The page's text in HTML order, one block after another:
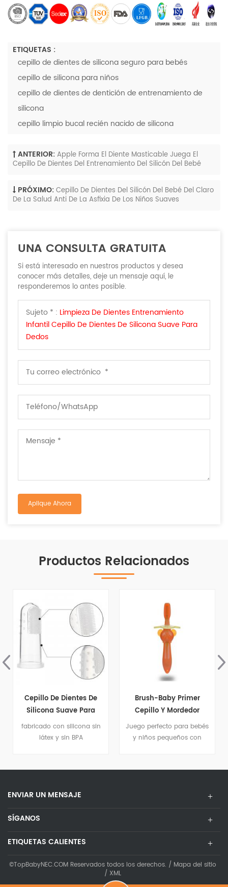
ETIQUETAS :
cepillo de dientes de silicona seguro para bebés
cepillo de silicona para niños
cepillo de dientes de dentición de entrenamiento de
silicona
cepillo limpio bucal recién nacido de silicona
ANTERIOR:Apple Forma El Diente Masticable Juega El
Cepillo De Dientes Del Entrenamiento Del Silicón Del Bebé
PRÓXIMO:Cepillo De Dientes Del Silicón Del Bebé Del Claro
De La Salud Anti De La Asfixia De Los Niños Suaves
UNA CONSULTA GRATUITA
Si está interesado en nuestros productos y desea
conocer más detalles, deje un mensaje aquí, le
responderemos lo antes posible.
Sujeto * : Limpieza De Dientes Entrenamiento
Infantil Cepillo De Dientes De Silicona Suave Para
Dedos
Productos Relacionados
Brush-Baby Primer
Cepillo Y Mordedor
Juego perfecto para bebés
y niños pequeños con
El Mordedor Flexible Del
Silicón Suave Del Cepillo
De Dientes Del Bebé
Embroma El Cuidado
Los Bebés
Apto para aquellos bebés
mayores de 6 meses.
ENVIAR UN MENSAJE
SÍGANOS
ETIQUETAS CALIENTES
©TopBabyNEC.COM Reservados todos los derechos. / Mapa del sitio
/ XML